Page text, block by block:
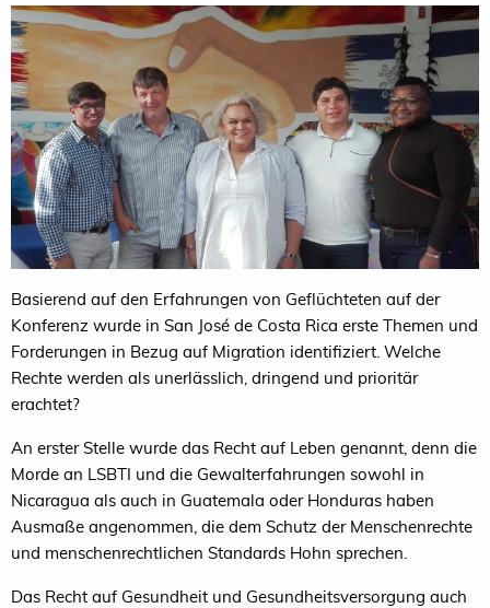
Basierend auf den Erfahrungen von Geflüchteten auf der
Konferenz wurde in San José de Costa Rica erste Themen und
Forderungen in Bezug auf Migration identifiziert. Welche
Rechte werden als unerlässlich, dringend und prioritär
erachtet?
An erster Stelle wurde das Recht auf Leben genannt, denn die
Morde an LSBTI und die Gewalterfahrungen sowohl in
Nicaragua als auch in Guatemala oder Honduras haben
Ausmaße angenommen, die dem Schutz der Menschenrechte
und menschenrechtlichen Standards Hohn sprechen.
Das Recht auf Gesundheit und Gesundheitsversorgung auch